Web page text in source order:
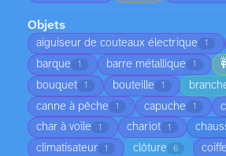
Objets
aiguiseur de couteaux électrique 1
barque 1 barre métallique 1
bouquet 1 bouteille 1
canne à pêche 1 capuche 1
char à voile 1 chariot 1
climatisateur 1 clôture 6